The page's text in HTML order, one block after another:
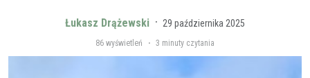
Łukasz Drążewski · 29 października 2025
86 wyświetleń · 3 minuty czytania